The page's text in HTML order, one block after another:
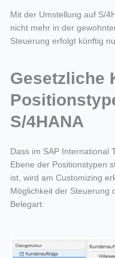
Mit der Umstellung auf S/
nicht mehr in der
Steuerung erfolgt künftig
Gesetzliche
S/4HANA
Dass im SAP International
Ebene der Positionstypen
ist, wird am Customizing
Möglichkeit der Steuerung
Belegart: